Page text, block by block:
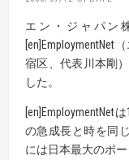
エン・ジャパン
宿区、代表川本剛
した。
[en]EmploymentNet
の急成長と時を同
には日本最大のポ